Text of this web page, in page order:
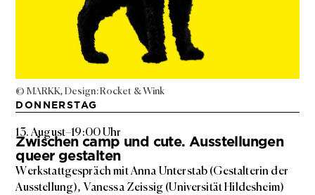
© MARKK, Design: Rocket & Wink
DONNERSTAG
13. August–19:00 Uhr
Zwischen camp und cute. Ausstellungen
queer gestalten
Werkstattgespräch mit Anna Unterstab (Gestalterin der
Ausstellung), Vanessa Zeissig (Universität Hildesheim)